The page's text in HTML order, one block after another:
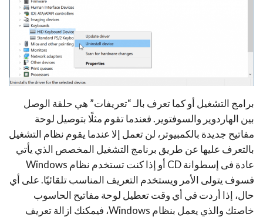
برامج التشغيل أو كما تعرف بالـ “تعريفات” هي حلقة الوصل
بين الهاردوير والسوفتوير. فعندما تقوم مثلًا بتوصيل لوحة
مفاتيح جديدة بالكمبيوتر، لن تعمل إلا عندما يقوم نظام التشغيل
بالتعرف عليها عن طريق برنامج التشغيل المخصص الذي يأتي
عادة فى إسطوانة CD أو إذا كنت تستخدم نظام Windows
فسوف يتولى الأمر ويستخدم التعريف المناسب تلقائيًا. على أي
حال، إذا أردت في أي وقت تعطيل لوحة مفاتيح الحاسوب
خاصتك والذي يعمل بنظام Windows، فيمكنك ازالة تعريف